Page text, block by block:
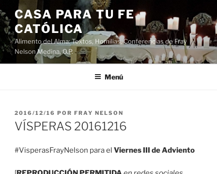
Saltar
al
contenido
CASA PARA TU FE
CATÓLICA
Alimento del Alma: Textos, Homilias, Conferencias de Fray
Nelson Medina, O.P.
Menú
PUBLICADO
EL
2016/12/16 POR FRAY NELSON
VÍSPERAS 20161216
#VisperasFrayNelson para el Viernes III de Adviento